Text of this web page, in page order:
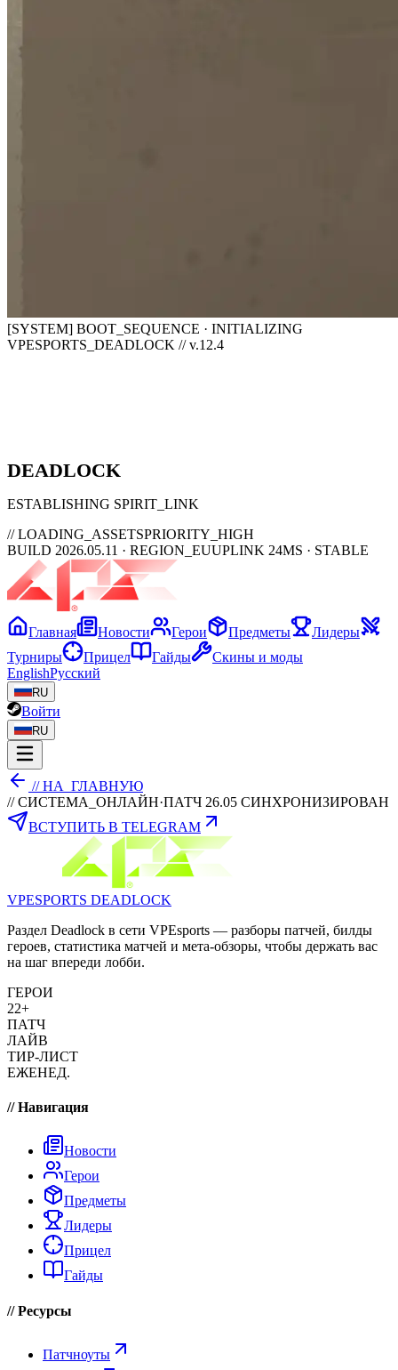
[SYSTEM] BOOT_SEQUENCE · INITIALIZING
VPESPORTS_DEADLOCK // v.12.4
DEADLOCK
ESTABLISHING SPIRIT_LINK
// LOADING_ASSETSPRIORITY_HIGH
BUILD 2026.05.11 · REGION_EUUPLINK 24MS · STABLE
Главная Новости Герои Предметы
Лидеры
Турниры
Прицел Гайды
Скины и моды
EnglishРусский
RU
Войти
RU
// НА_ГЛАВНУЮ
// СИСТЕМА_ОНЛАЙН·ПАТЧ 26.05 СИНХРОНИЗИРОВАН
ВСТУПИТЬ В TELEGRAM
VPESPORTS DEADLOCK
Раздел Deadlock в сети VPEsports — разборы патчей, билды
героев, статистика матчей и мета-обзоры, чтобы держать вас
на шаг впереди лобби.
ГЕРОИ
22+
ПАТЧ
ЛАЙВ
ТИР-ЛИСТ
ЕЖЕНЕД.
// Навигация
Новости
Герои
Предметы
Лидеры
Прицел
Гайды
// Ресурсы
Патчноуты